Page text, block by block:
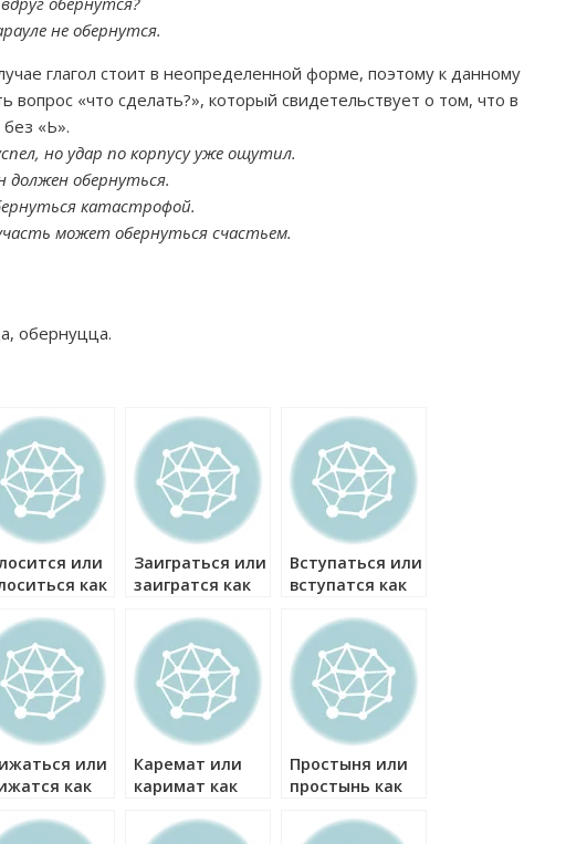
не обернутся.
глагол стоит в неопределенной форме, поэтому к данному
вопрос «что сделать?», который свидетельствует о том, что в
«Ь».
но удар по корпусу уже ощутил.
должен обернуться.
катастрофой.
может обернуться счастьем.
обернуцца.
или
как
Заиграться или
заигратся как
Вступаться или
вступатся как
или
как
Каремат или
каримат как
Простыня или
простынь как